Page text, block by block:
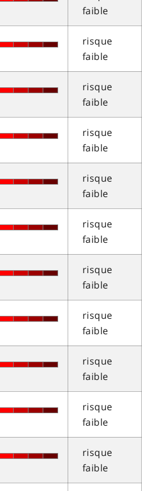
faible
risque
faible
risque
faible
risque
faible
risque
faible
risque
faible
risque
faible
risque
faible
risque
faible
risque
faible
risque
faible